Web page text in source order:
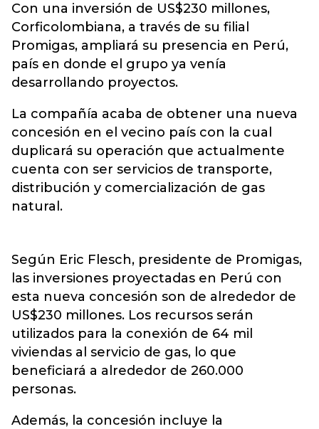
Con una inversión de US$230 millones,
Corficolombiana, a través de su filial
Promigas, ampliará su presencia en Perú,
país en donde el grupo ya venía
desarrollando proyectos.
La compañía acaba de obtener una nueva
concesión en el vecino país con la cual
duplicará su operación que actualmente
cuenta con ser servicios de transporte,
distribución y comercialización de gas
natural.
Según Eric Flesch, presidente de Promigas,
las inversiones proyectadas en Perú con
esta nueva concesión son de alrededor de
US$230 millones. Los recursos serán
utilizados para la conexión de 64 mil
viviendas al servicio de gas, lo que
beneficiará a alrededor de 260.000
personas.
Además, la concesión incluye la